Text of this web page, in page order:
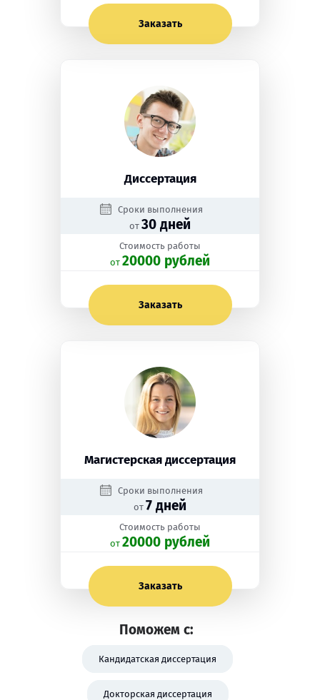
Заказать
Диссертация
Сроки выполнения
от 30 дней
Стоимость работы
oт 20000 рублей
Заказать
Магистерская диссертация
Сроки выполнения
от 7 дней
Стоимость работы
oт 20000 рублей
Заказать
Поможем с:
Кандидатская диссертация
Докторская диссертация